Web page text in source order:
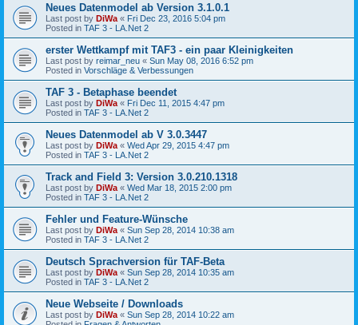
Neues Datenmodel ab Version 3.1.0.1
Last post by DiWa « Fri Dec 23, 2016 5:04 pm
Posted in TAF 3 - LA.Net 2
erster Wettkampf mit TAF3 - ein paar Kleinigkeiten
Last post by reimar_neu « Sun May 08, 2016 6:52 pm
Posted in Vorschläge & Verbessungen
TAF 3 - Betaphase beendet
Last post by DiWa « Fri Dec 11, 2015 4:47 pm
Posted in TAF 3 - LA.Net 2
Neues Datenmodel ab V 3.0.3447
Last post by DiWa « Wed Apr 29, 2015 4:47 pm
Posted in TAF 3 - LA.Net 2
Track and Field 3: Version 3.0.210.1318
Last post by DiWa « Wed Mar 18, 2015 2:00 pm
Posted in TAF 3 - LA.Net 2
Fehler und Feature-Wünsche
Last post by DiWa « Sun Sep 28, 2014 10:38 am
Posted in TAF 3 - LA.Net 2
Deutsch Sprachversion für TAF-Beta
Last post by DiWa « Sun Sep 28, 2014 10:35 am
Posted in TAF 3 - LA.Net 2
Neue Webseite / Downloads
Last post by DiWa « Sun Sep 28, 2014 10:22 am